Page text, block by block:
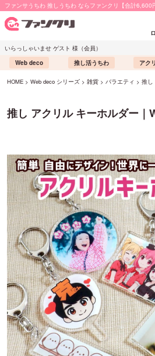
ファンサうちわ 推しうちわ ならファンクリ【合計6,600
いらっしゃいませ ゲスト 様（会員）
Web deco
推し活うちわ アク
HOME Web deco シリーズ 雑貨 バラエティ 推し
推し アクリル キーホルダー｜